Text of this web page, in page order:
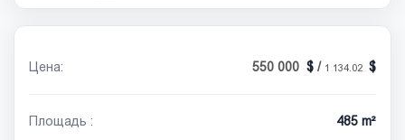
Цена: 550 000 / 1 134.02
Площадь : 485 m²